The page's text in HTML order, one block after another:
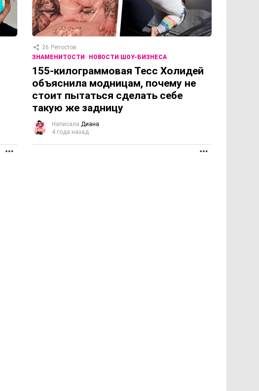
26 Репостов
ЗНАМЕНИТОСТИ
НОВОСТИ ШОУ-БИЗНЕСА
155-килограммовая Тесс Холидей
объяснила модницам, почему не
стоит пытаться сделать себе
такую же задницу
Написала Диана
4 года назад